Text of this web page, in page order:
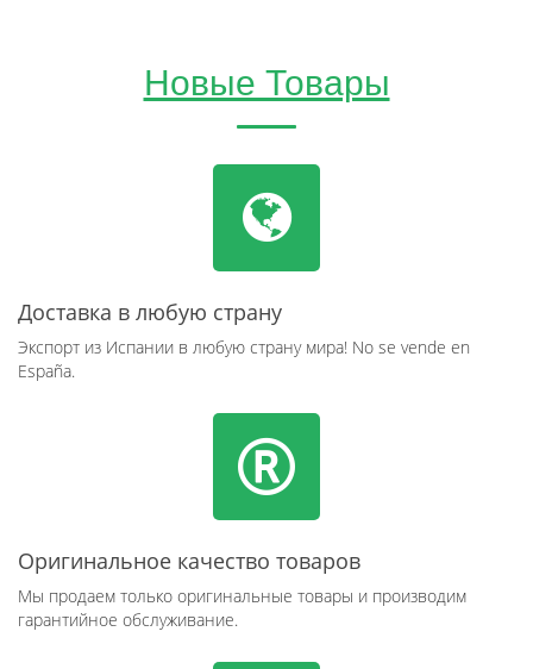
Новые Товары
Доставка в любую страну
Экспорт из Испании в любую страну мира! No se vende en
España.
Оригинальное качество товаров
Мы продаем только оригинальные товары и производим
гарантийное обслуживание.